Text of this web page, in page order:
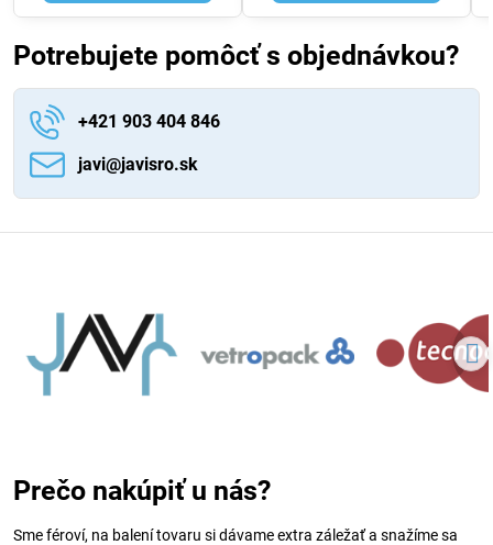
Potrebujete pomôcť s objednávkou?
+421 903 404 846
javi​@javisro​.sk
Prečo nakúpiť u nás?
Sme féroví, na balení tovaru si dávame extra záležať a snažíme sa